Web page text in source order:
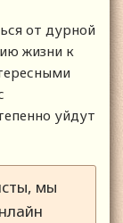
от дурной
жизни к
уйдут
мы